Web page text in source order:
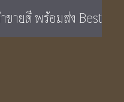
ขายดี พร้อมส่ง Best